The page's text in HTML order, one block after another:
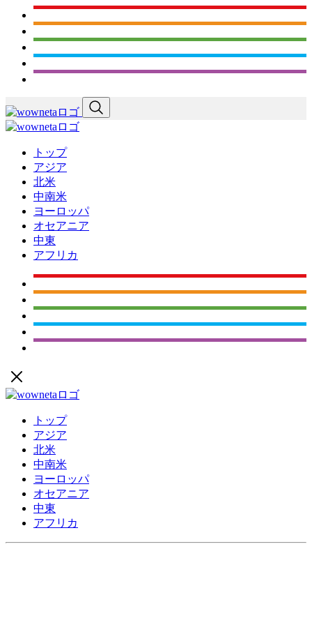
トップ
アジア
北米
中南米
ヨーロッパ
オセアニア
中東
アフリカ
トップ
アジア
北米
中南米
ヨーロッパ
オセアニア
中東
アフリカ